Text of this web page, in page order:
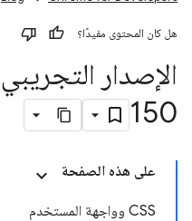
هل كان المحتوى مفيدًا؟
150
على هذه الصفحة
CSS وواجهة المستخدم